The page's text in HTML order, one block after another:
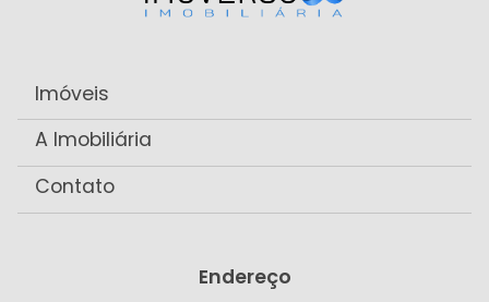
Imóveis
A Imobiliária
Contato
Endereço